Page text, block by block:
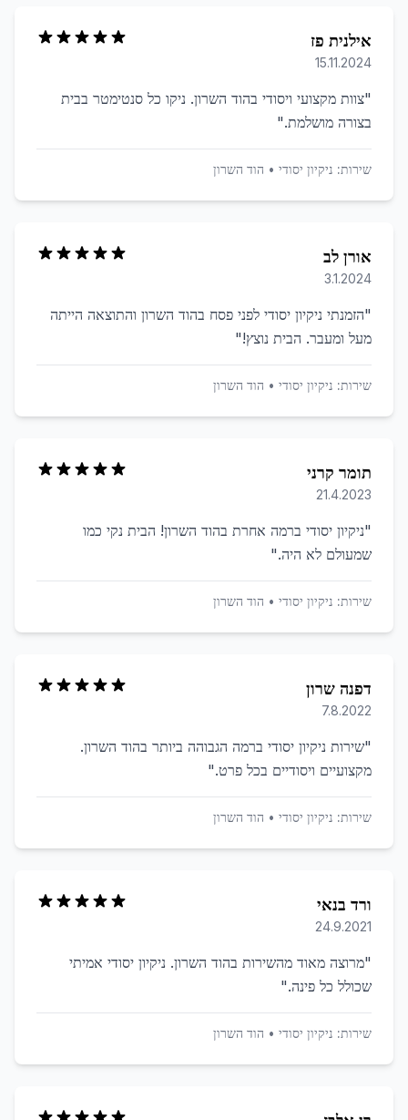
אילנית פז
15.11.2024
"צוות מקצועי ויסודי בהוד השרון. ניקו כל סנטימטר בבית
בצורה מושלמת."
שירות: ניקיון יסודי • הוד השרון
אורן לב
3.1.2024
"הזמנתי ניקיון יסודי לפני פסח בהוד השרון והתוצאה הייתה
מעל ומעבר. הבית נוצץ!"
שירות: ניקיון יסודי • הוד השרון
תומר קרני
21.4.2023
"ניקיון יסודי ברמה אחרת בהוד השרון! הבית נקי כמו
שמעולם לא היה."
שירות: ניקיון יסודי • הוד השרון
דפנה שרון
7.8.2022
"שירות ניקיון יסודי ברמה הגבוהה ביותר בהוד השרון.
מקצועיים ויסודיים בכל פרט."
שירות: ניקיון יסודי • הוד השרון
ורד בנאי
24.9.2021
"מרוצה מאוד מהשירות בהוד השרון. ניקיון יסודי אמיתי
שכולל כל פינה."
שירות: ניקיון יסודי • הוד השרון